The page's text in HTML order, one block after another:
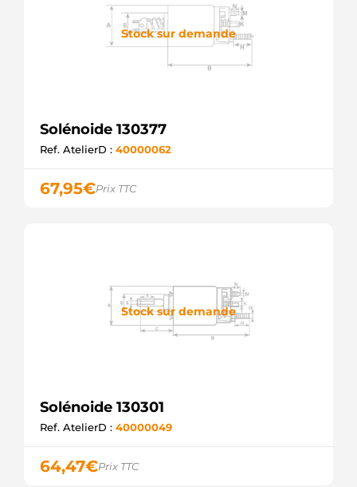
TRANSPO
66-9189-1
WAI /
WG2017658
Stock sur demande
Solénoide 130377
Ref. AtelierD : 40000062
67,95€Prix TTC
Stock sur demande
Solénoide 130301
Ref. AtelierD : 40000049
64,47€Prix TTC